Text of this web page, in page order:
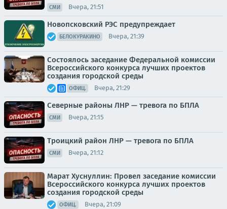
СМИ Вчера, 21:51
Новопсковский РЭС предупреждает
БЕЛОКУРАКИНО Вчера, 21:39
Состоялось заседание Федеральной комиссии
Всероссийского конкурса лучших проектов
создания городской среды
ОФИЦ. Вчера, 21:29
Северные районы ЛНР — тревога по БПЛА
СМИ Вчера, 21:15
Троицкий район ЛНР — тревога по БПЛА
СМИ Вчера, 21:12
Марат Хуснуллин: Провел заседание комиссии
Всероссийского конкурса лучших проектов
создания городской среды
ОФИЦ. Вчера, 21:09